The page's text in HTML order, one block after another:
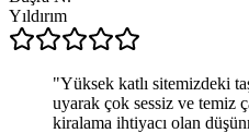
Yıldırım
"Yüksek katlı sitemizdeki
uyarak çok sessiz ve temiz
kiralama ihtiyacı olan